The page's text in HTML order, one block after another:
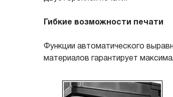
Гибкие возможности печати
Функции автоматического
материалов гарантирует